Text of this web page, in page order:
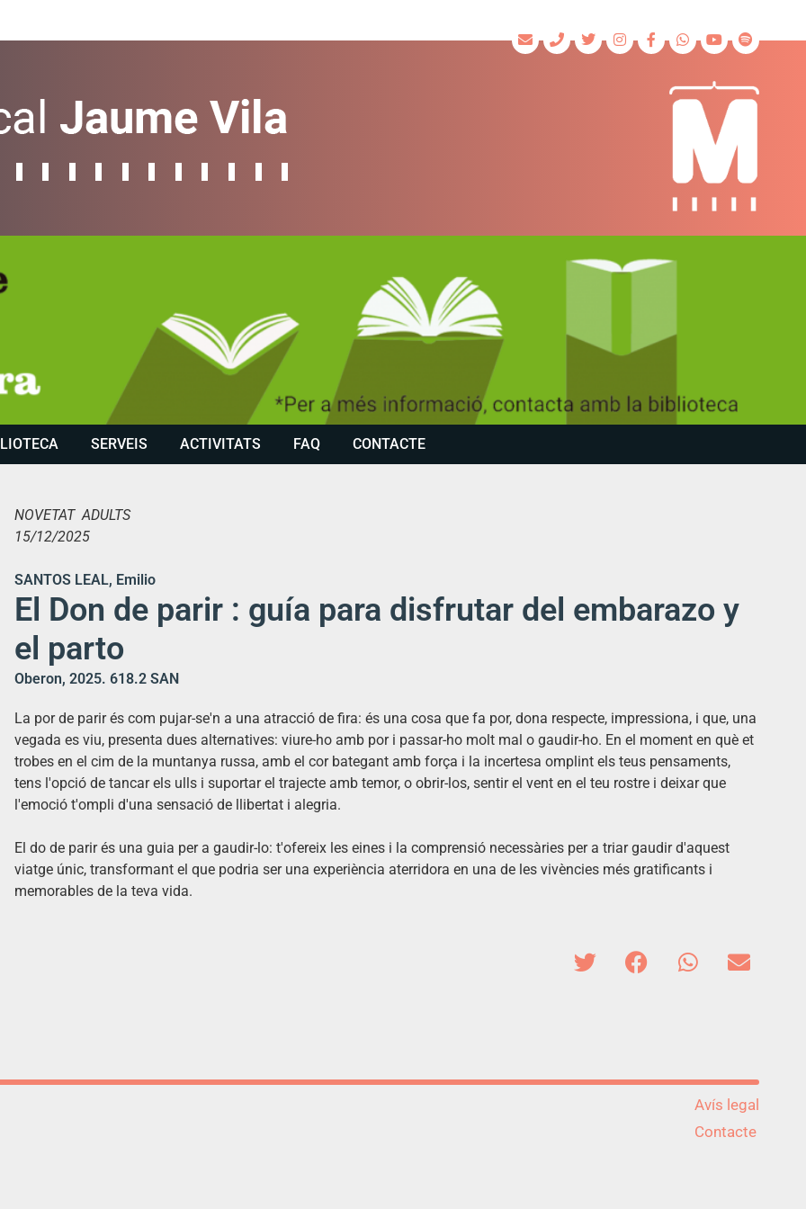
SERVEIS ACTIVITATS FAQ CONTACTE
NOVETAT ADULTS
15/12/2025
SANTOS LEAL, Emilio
El Don de parir : guía para disfrutar del embarazo y
el parto
Oberon, 2025. 618.2 SAN
La por de parir és com pujar-se'n a una atracció de fira: és una cosa que fa por, dona respecte, impressiona, i que, una
vegada es viu, presenta dues alternatives: viure-ho amb por i passar-ho molt mal o gaudir-ho. En el moment en què et
trobes en el cim de la muntanya russa, amb el cor bategant amb força i la incertesa omplint els teus pensaments,
tens l'opció de tancar els ulls i suportar el trajecte amb temor, o obrir-los, sentir el vent en el teu rostre i deixar que
l'emoció t'ompli d'una sensació de llibertat i alegria.
El do de parir és una guia per a gaudir-lo: t'ofereix les eines i la comprensió necessàries per a triar gaudir d'aquest
viatge únic, transformant el que podria ser una experiència aterridora en una de les vivències més gratificants i
memorables de la teva vida.
Avís legal
Contacte